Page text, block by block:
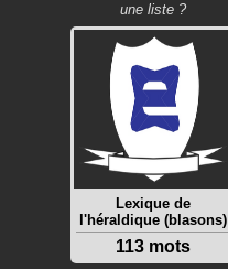
une liste ?
Lexique de
l'héraldique (blasons)
113 mots